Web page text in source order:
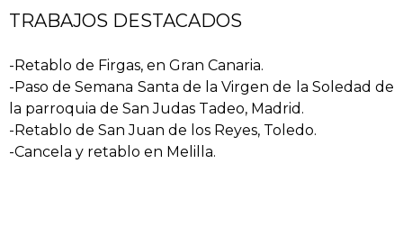
diferente duración según el caso, desde semanas
hasta años, en los que Juan Luis ha impartido
TRABAJOS DESTACADOS
-Retablo de Firgas, en Gran Canaria.
-Paso de Semana Santa de la Virgen de la Soledad de
la parroquia de San Judas Tadeo, Madrid.
-Retablo de San Juan de los Reyes, Toledo.
-Cancela y retablo en Melilla.